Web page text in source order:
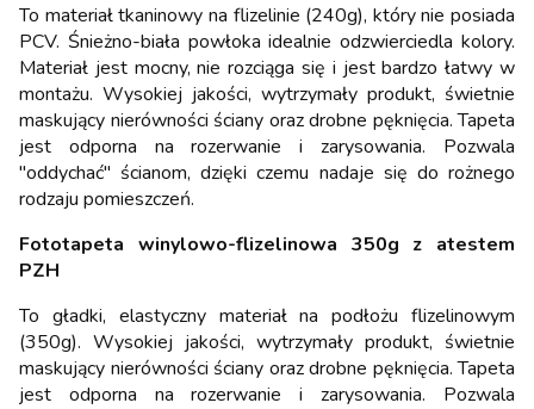
To materiał tkaninowy na flizelinie (240g), który nie posiada
PCV. Śnieżno-biała powłoka idealnie odzwierciedla kolory.
Materiał jest mocny, nie rozciąga się i jest bardzo łatwy w
montażu. Wysokiej jakości, wytrzymały produkt, świetnie
maskujący nierówności ściany oraz drobne pęknięcia. Tapeta
jest odporna na rozerwanie i zarysowania. Pozwala
"oddychać" ścianom, dzięki czemu nadaje się do rożnego
rodzaju pomieszczeń.
Fototapeta winylowo-flizelinowa 350g z atestem
PZH
To gładki, elastyczny materiał na podłożu flizelinowym
(350g). Wysokiej jakości, wytrzymały produkt, świetnie
maskujący nierówności ściany oraz drobne pęknięcia. Tapeta
jest odporna na rozerwanie i zarysowania. Pozwala